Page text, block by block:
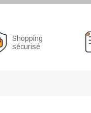
Shopping
sécurisé